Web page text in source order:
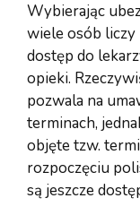
Wybierając
wiele osób liczy
dostęp do
opieki.
pozwala na
terminach,
objęte tzw.
rozpoczęciu
są jeszcze